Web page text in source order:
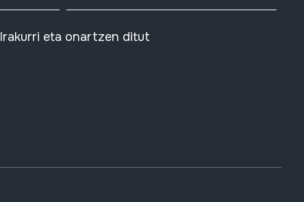
Irakurri eta onartzen ditut